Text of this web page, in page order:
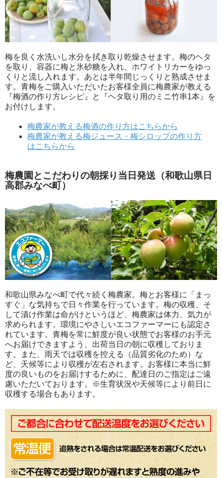
梅を良く水洗いし水分を拭き取り乾燥させます。梅のヘタ
を取り、容器に梅と氷砂糖を入れ、ホワイトリカーをゆっ
くりと流し入れます。あとは半年間じっくりと熟成させま
す。青梅をご購入いただいたお客様全員に梅農家が教える
『梅酒の作り方レシピ』と『ヘタ取り用のミニ竹串1本』を
お付けします。
梅農家が教える梅酒の作り方はこちらから
梅農家が教える梅ジュース・梅シロップの作り方
はこちらから
梅農園とこだわりの朝採り当日発送（和歌山県日
高郡みなべ町）
和歌山県みなべ町で代々続く梅農家。梅とお客様に「まっ
すぐ」な気持ちで日々作業を行っています。梅の収穫、そ
して漬け作業は命がけというほど、梅農家は体力、気力が
求められます。環境にやさしいエコファーマーにも認定さ
れています。青梅を常に鮮度が良い状態でお客様のお手元
へお届けできますよう、出荷当日の朝に収穫しておりま
す。また、雨天では収穫を控える（品質劣化のため）な
ど、天候等により収穫が左右されます。お客様に本当に鮮
度の良いものをお届けするために、配達日のご指定はご遠
慮いただいております。※生育状況や天候等により前日に
収穫する場合もあります。